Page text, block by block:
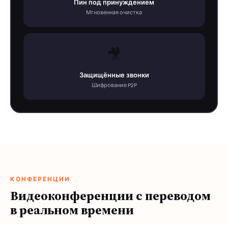
Пин под принуждением
Мгновенная очистка
🎥
Защищённые звонки
Шифрование P2P
КОНФЕРЕНЦИИ
Видеоконференции с переводом
в реальном времени